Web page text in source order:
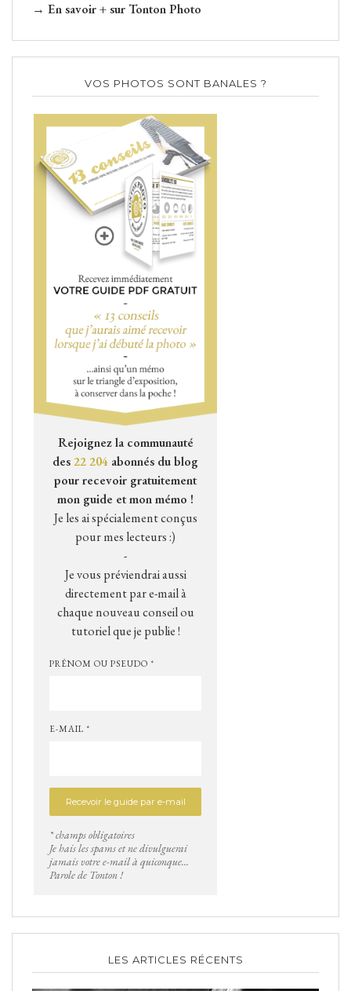
→ En savoir + sur Tonton Photo
VOS PHOTOS SONT BANALES ?
Rejoignez la communauté
des22 204 abonnés du blog
pour recevoir gratuitement
mon guide et mon mémo !
Je les ai spécialement conçus
pour mes lecteurs :)
-
Je vous préviendrai aussi
directement par e-mail à
chaque nouveau conseil ou
tutoriel que je publie !
PRÉNOM OU PSEUDO *
E-MAIL *
* champs obligatoires
Je hais les spams et ne divulguerai
jamais votre e-mail à quiconque...
Parole de Tonton !
LES ARTICLES RÉCENTS